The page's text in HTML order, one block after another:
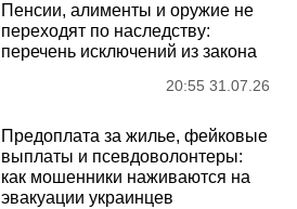
Пенсии, алименты и оружие не
переходят по наследству:
перечень исключений из закона
20:55 31.07.26
Предоплата за жилье, фейковые
выплаты и псевдоволонтеры:
как мошенники наживаются на
эвакуации украинцев